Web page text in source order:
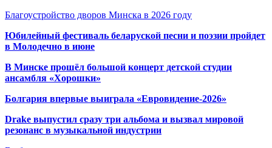
Благоустройство дворов Минска в 2026 году
Юбилейный фестиваль беларуской песни и поэзии пройдет
в Молодечно в июне
В Минске прошёл большой концерт детской студии
ансамбля «Хорошки»
Болгария впервые выиграла «Евровидение-2026»
Drake выпустил сразу три альбома и вызвал мировой
резонанс в музыкальной индустрии